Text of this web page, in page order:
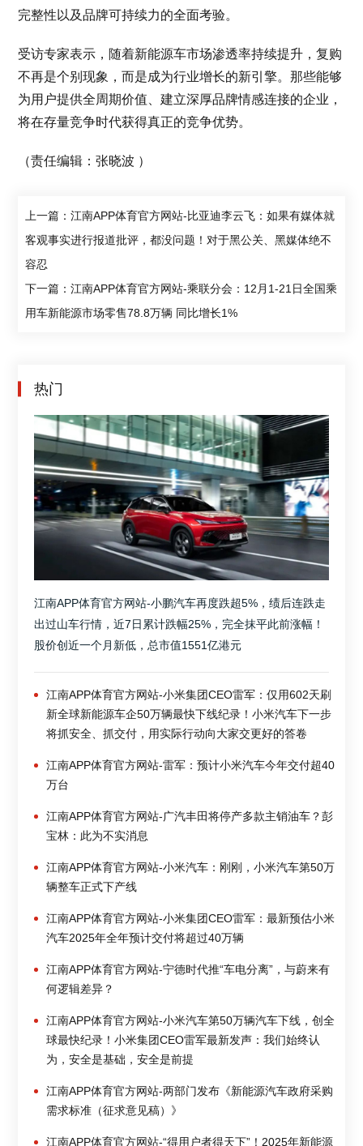
完整性以及品牌可持续力的全面考验。
受访专家表示，随着新能源车市场渗透率持续提升，复购
不再是个别现象，而是成为行业增长的新引擎。那些能够
为用户提供全周期价值、建立深厚品牌情感连接的企业，
将在存量竞争时代获得真正的竞争优势。
（责任编辑：张晓波 ）
上一篇：江南APP体育官方网站-比亚迪李云飞：如果有媒体就
客观事实进行报道批评，都没问题！对于黑公关、黑媒体绝不
容忍
下一篇：江南APP体育官方网站-乘联分会：12月1-21日全国乘
用车新能源市场零售78.8万辆 同比增长1%
热门
江南APP体育官方网站-小鹏汽车再度跌超5%，绩后连跌走
出过山车行情，近7日累计跌幅25%，完全抹平此前涨幅！
股价创近一个月新低，总市值1551亿港元
江南APP体育官方网站-小米集团CEO雷军：仅用602天刷
新全球新能源车企50万辆最快下线纪录！小米汽车下一步
将抓安全、抓交付，用实际行动向大家交更好的答卷
江南APP体育官方网站-雷军：预计小米汽车今年交付超40
万台
江南APP体育官方网站-广汽丰田将停产多款主销油车？彭
宝林：此为不实消息
江南APP体育官方网站-小米汽车：刚刚，小米汽车第50万
辆整车正式下产线
江南APP体育官方网站-小米集团CEO雷军：最新预估小米
汽车2025年全年预计交付将超过40万辆
江南APP体育官方网站-宁德时代推“车电分离”，与蔚来有
何逻辑差异？
江南APP体育官方网站-小米汽车第50万辆汽车下线，创全
球最快纪录！小米集团CEO雷军最新发声：我们始终认
为，安全是基础，安全是前提
江南APP体育官方网站-两部门发布《新能源汽车政府采购
需求标准（征求意见稿）》
江南APP体育官方网站-“得用户者得天下”！2025年新能源